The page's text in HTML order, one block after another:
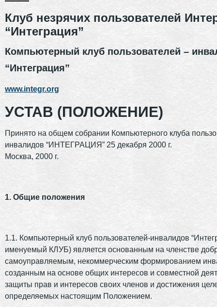
Клуб незрячих пользователей
“Интеграция”
Компьютерный клуб пользователей –
“Интеграция”
www.integr.org
УСТАВ (ПОЛОЖЕНИЕ)
Принято на общем собрании Компьютерного клуба
инвалидов “ИНТЕГРАЦИЯ” 25 декабря 2000 г.
Москва, 2000 г.
1. Общие положения
1.1. Компьютерный клуб пользователей-инвалидов
именуемый КЛУБ) является основанным на членстве
самоуправляемым, некоммерческим формированием
созданным на основе общих интересов и совместной
защиты прав и интересов своих членов и достижения
определяемых настоящим Положением.